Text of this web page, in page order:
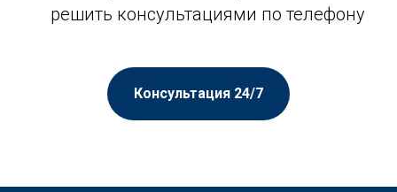
решить консультациями по телефону
Консультация 24/7